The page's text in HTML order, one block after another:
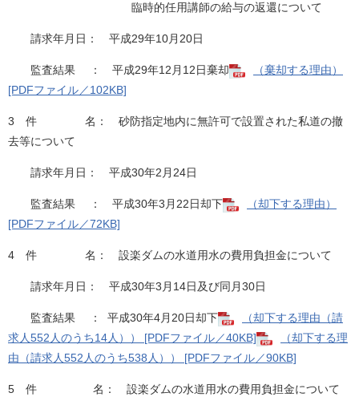
臨時的任用講師の給与の返還について
請求年月日： 平成29年10月20日
監査結果 ： 平成29年12月12日棄却
（棄却する理由）
[PDFファイル／102KB]
3 件 名： 砂防指定地内に無許可で設置された私道の撤
去等について
請求年月日： 平成30年2月24日
監査結果 ： 平成30年3月22日却下
（却下する理由）
[PDFファイル／72KB]
4 件 名： 設楽ダムの水道用水の費用負担金について
請求年月日： 平成30年3月14日及び同月30日
監査結果 ： 平成30年4月20日却下
（却下する理由（請
求人552人のうち14人）） [PDFファイル／40KB]
（却下する理
由（請求人552人のうち538人）） [PDFファイル／90KB]
5 件 名： 設楽ダムの水道用水の費用負担金について